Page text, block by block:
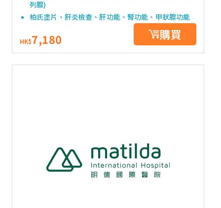
列腺)
柏氏塗片、肝炎檢查、肝功能、腎功能、甲狀腺功能
HK$7,180 購買